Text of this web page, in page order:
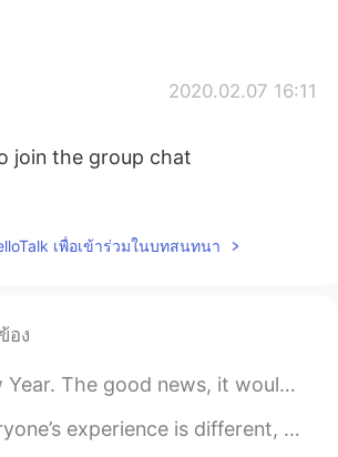
2020.02.07 16:11
join the group chat
??
2020.02.02 04:59
เพื่อเข้าร่วมในบทสนทนา
อง
it would be hard to have a worse year this year, so here’s to hop...
is different, but I really find these videos to be interesting, and ...